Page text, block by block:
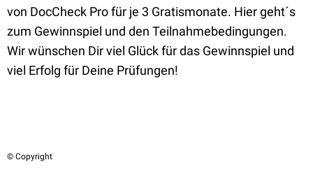
von DocCheck Pro für je 3 Gratismonate. Hier geht´s
zum Gewinnspiel und den Teilnahmebedingungen.
Wir wünschen Dir viel Glück für das Gewinnspiel und
viel Erfolg für Deine Prüfungen!
© Copyright